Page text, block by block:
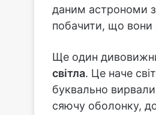
даним астрономи
побачити, що вони
Ще один
світла. Це наче
буквально
сяючу оболонку,